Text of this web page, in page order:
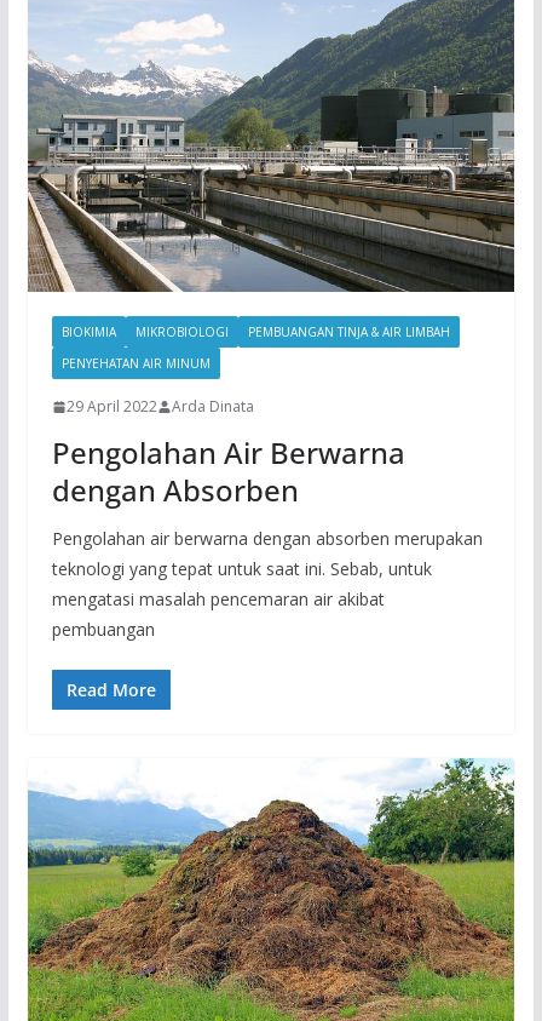
BIOKIMIA MIKROBIOLOGI
PEMBUANGAN TINJA & AIR LIMBAH
PENYEHATAN AIR MINUM
29 April 2022 Arda Dinata
Pengolahan Air Berwarna
dengan Absorben
Pengolahan air berwarna dengan absorben merupakan
teknologi yang tepat untuk saat ini. Sebab, untuk
mengatasi masalah pencemaran air akibat
pembuangan
Read More